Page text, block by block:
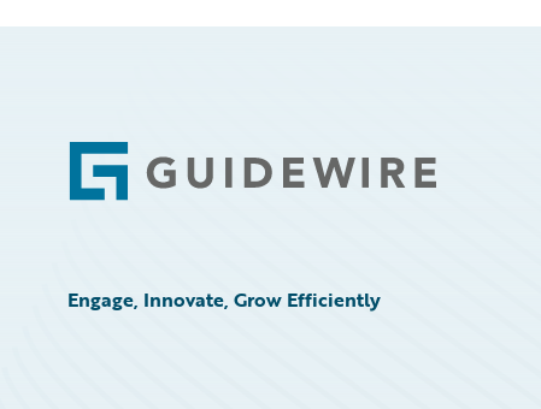
Footer
Engage, Innovate, Grow Efficiently